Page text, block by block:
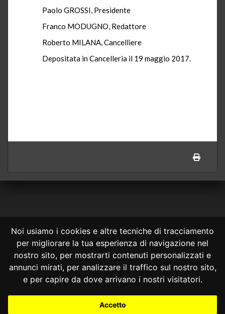
Noi usiamo i cookies e altre tecniche di tracciamento
per migliorare la tua esperienza di navigazione nel
nostro sito, per mostrarti contenuti personalizzati e
annunci mirati, per analizzare il traffico sul nostro sito,
e per capire da dove arrivano i nostri visitatori.
Accetto
Paolo GROSSI, Presidente
Franco MODUGNO, Redattore
Roberto MILANA, Cancelliere
Depositata in Cancelleria il 19 maggio 2017.
CONSULTA ONLINE DAL 1995 -NOTE LEGALI
Consulta OnLine non ha prodotto e non è responsabile per i contenuti e
le informazioni legali di siti collegati.
costituisce una relazione di consulenza legale.
Nessuno deve confidare o agire in base alle informazioni disponibili in